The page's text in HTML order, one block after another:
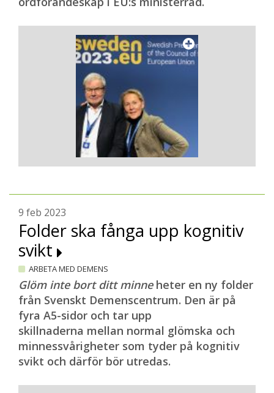
9 feb 2023
Folder ska fånga upp kognitiv
svikt
ARBETA MED DEMENS
Glöm inte bort ditt minneheter en ny folder
från Svenskt Demenscentrum. Den är på
fyra A5-sidor och tar upp
skillnaderna mellan normal glömska och
minnessvårigheter som tyder på kognitiv
svikt och därför bör utredas.